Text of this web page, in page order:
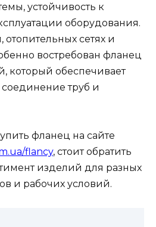
устойчивость к
оборудования.
сетях и
востребован фланец
который обеспечивает
труб и
фланец на сайте
flancy, стоит обратить
изделий для разных
и рабочих условий.